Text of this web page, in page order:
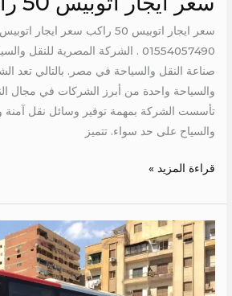
01554057490 . الشركة المصرية
صناعة النقل والسياحة في مصر. بالتالي تعد
والسياحة واحدة من أبرز الشركات في مجال
تأسست الشركة بمهمة توفير وسائل نقل آمنة
والسياح على حد سواء. تتميز
قراءة المزيد »
شركة
باصات